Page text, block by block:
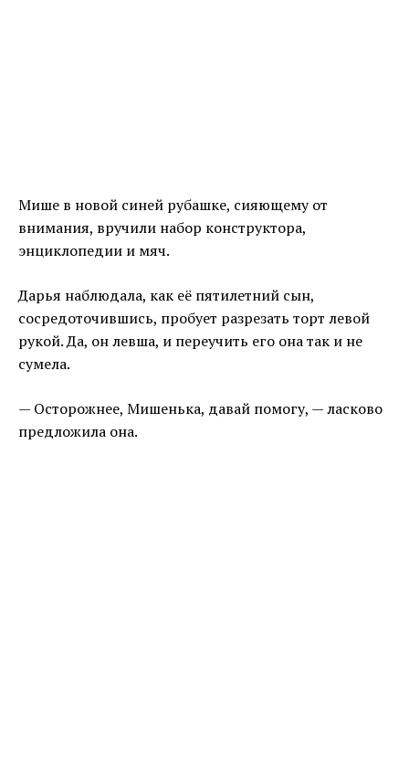
Мише в новой синей рубашке, сияющему от
внимания, вручили набор конструктора,
энциклопедии и мяч.
Дарья наблюдала, как её пятилетний сын,
сосредоточившись, пробует разрезать торт левой
рукой. Да, он левша, и переучить его она так и не
сумела.
— Осторожнее, Мишенька, давай помогу, — ласково
предложила она.